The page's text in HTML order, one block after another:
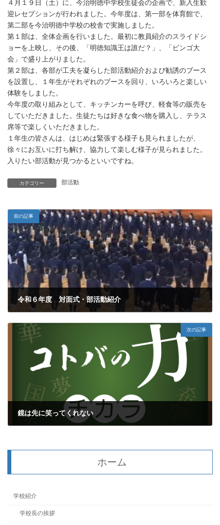
４月１９日（土）に、今治明徳中学校生徒会の企画で、新入生歓
迎レセプションが行われました。今年度は、第一部を体育館で、
第二部を今治明徳中学校の校舎で実施しました。
第１部は、全体企画を行いました。最初に教員紹介のスライドシ
ョーを上映し、その後、「明徳知識王は誰だ？」、「ビンゴ大
会」で盛り上がりました。
第２部は、各部が工夫を凝らした部活動紹介および勧誘のブース
を設置し、１年生がそれぞれのブースを回り、いろいろと楽しい
体験をしました。
今年度の取り組みとして、キッチンカーを呼び、軽食等の販売を
していただきました。生徒たちは好きな食べ物を購入し、テラス
席等で楽しくいただきました。
１年生の皆さんは、はじめは緊張する様子も見られましたが、
徐々にお互いに打ち解け、協力して楽しむ様子が見られました。
入りたい部活動が見つかるといいですね。
カテゴリー 部活動
前の記事
令和６年度 対面式・部活動紹介
次の記事
鏡は先に笑ってくれない
ホーム
学校紹介
学校長の挨拶